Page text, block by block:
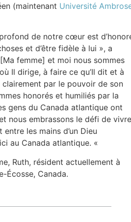
(maintenant Université
de notre cœur est
et d’être fidèle à lui », a
femme] et moi nous sommes
Il dirige, à faire ce qu’Il dit et à
clairement par le pouvoir de son
honorés et humiliés par la
gens du Canada atlantique ont
nous embrassons le défi de vivre
entre les mains d’un Dieu
au Canada atlantique. «
Ruth, résident actuellement à
Écosse, Canada.